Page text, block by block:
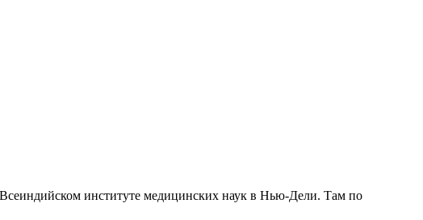
институте медицинских наук в Нью-Дели. Там по